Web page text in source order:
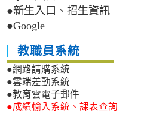
●新生入口、招生資訊
●Google
教職員系統
●網路請購系統
●雲端差勤系統
●教育雲電子郵件
●成績輸入系統、課表查詢